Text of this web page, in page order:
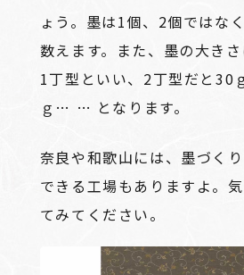
ょう。墨は1個、2個ではな
数えます。また、墨の大き
1丁型といい、2丁型だと30
ｇ… … となります。
奈良や和歌山には、墨づく
できる工場もありますよ。
てみてください。